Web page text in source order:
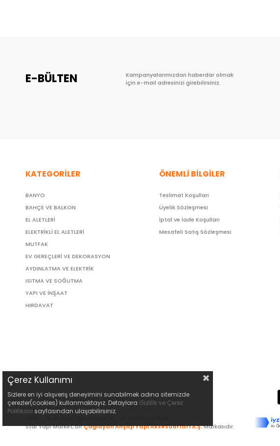
E-BÜLTEN
Kampanyalarımızdan haberdar olmak
için e-mail adresinizi girebilirsiniz.
KATEGORİLER
BANYO
BAHÇE VE BALKON
EL ALETLERİ
ELEKTRİKLİ EL ALETLERİ
MUTFAK
EV GEREÇLERİ VE DEKORASYON
AYDINLATMA VE ELEKTRİK
ISITMA VE SOĞUTMA
YAPI VE İNŞAAT
HIRDAVAT
ÖNEMLİ BİLGİLER
Teslimat Koşulları
Üyelik Sözleşmesi
İptal ve İade Koşulları
Mesafeli Satış Sözleşmesi
Star Yapı Market, birÇağlayan Ahşap Yapı Aksesuarları A.Ş.Markasıdır.
Çerez Kullanımı
Sizlere en iyi alışveriş deneyimini sunabilmek adına sitemizde
çerezler(cookies) kullanmaktayız. Detaylara Gizlilik ve Çerez
Politikası sayfasından ulaşabilirsiniz.